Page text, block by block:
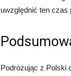
uwzględnić ten czas
Podróżując z Polski